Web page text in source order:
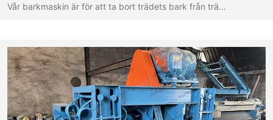
Vår barkmaskin är för att ta bort trädets bark från trä…